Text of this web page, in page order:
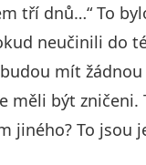
tří dnů…“ To
neučinili do
mít
měli být zničeni.
jiného? To jsou